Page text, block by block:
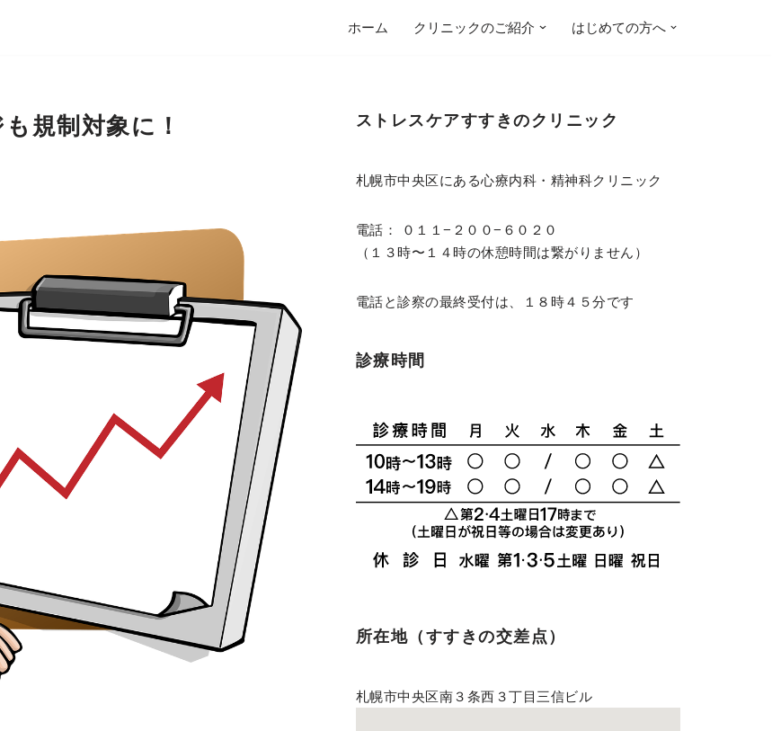
ホーム クリニックのご紹介 はじめての方へ
規制対象に！ ストレスケアすすきのクリニック
札幌市中央区にある心療内科・精神科クリニック
電話： ０１１−２００−６０２０
（１３時〜１４時の休憩時間は繋がりません）
電話と診察の最終受付は、１８時４５分です
診療時間
所在地（すすきの交差点）
札幌市中央区南３条西３丁目三信ビル